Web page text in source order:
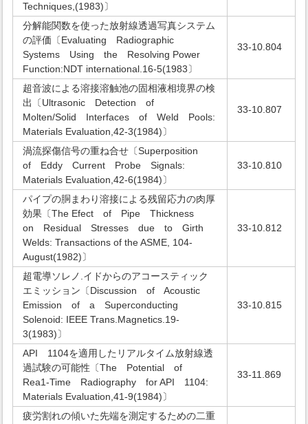
Techniques,(1983)〕
分解能関数を使った放射線透過写真システム
の評価〔Evaluating Radiographic
Systems Using the Resolving Power
Function:NDT international.16-5(1983〕
33-10.804
超音波による溶接溶触池の固相液相境界の検
出〔Ultrasonic Detection of
Molten/Solid Interfaces of Weld Pools:
Materials Evaluation,42-3(1984)〕
33-10.807
渦流探傷信号の重ね合せ〔Superposition
of Eddy Current Probe Signals:
Materials Evaluation,42-6(1984)〕
33-10.810
パイプの胴まわり溶接による残留応力の肉厚
効果〔The Efect of Pipe Thickness
on Residual Stresses due to Girth
Welds: Transactions of the ASME, 104-
August(1982)〕
33-10.812
超電導ソレノ.イドからのアコースティック
エミッション〔Discussion of Acoustic
Emission of a Superconducting
Solenoid: IEEE Trans.Magnetics.19-
3(1983)〕
33-10.815
API 1104を適用したリアルタイム放射線透
過試験の可能性〔The Potential of
Rea1-Time Radiography for API 1104:
Materials Evaluation,41-9(1984)〕
33-11.869
疲労割れの傾いた先端を測定するための二重